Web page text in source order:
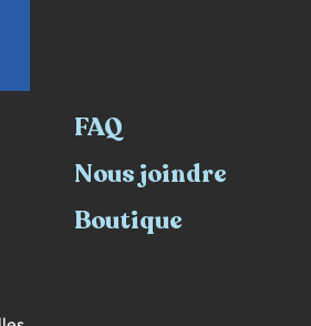
FAQ
Nous joindre
Boutique